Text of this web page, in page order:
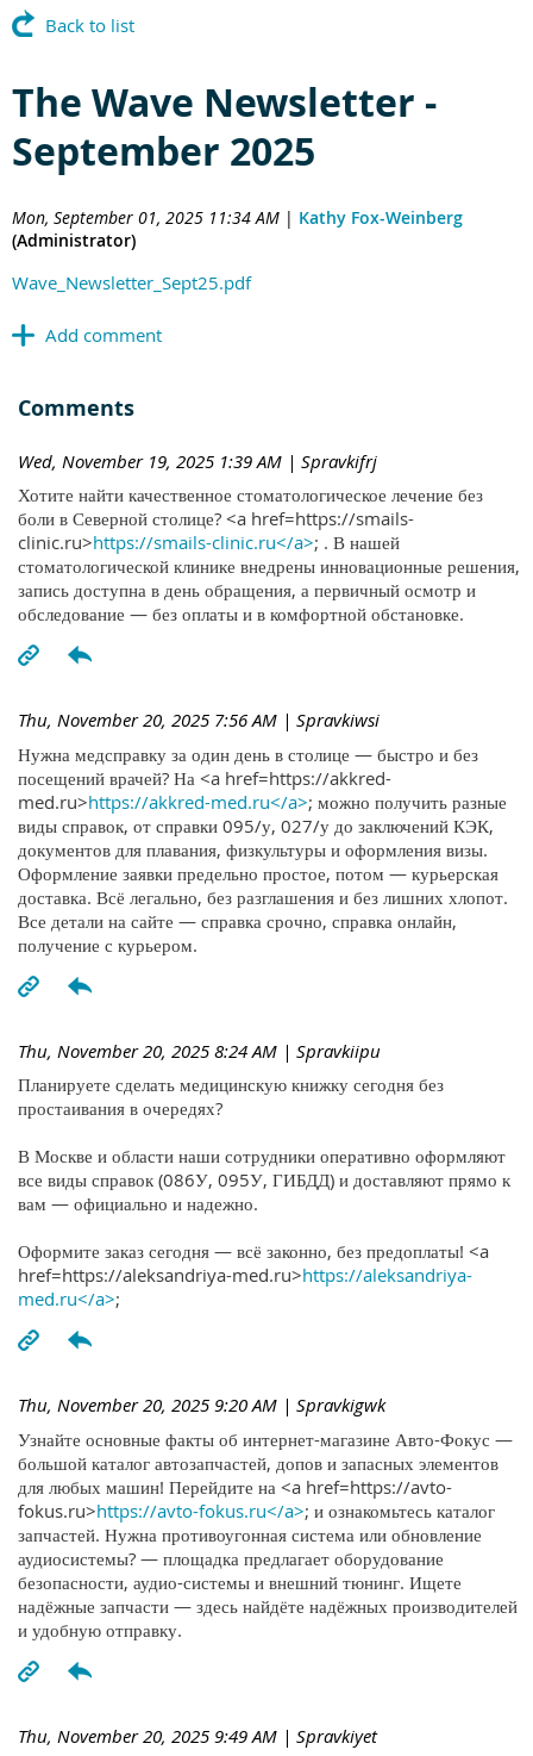
Back to list
The Wave Newsletter -
September 2025
Mon, September 01, 2025 11:34 AM | Kathy Fox-Weinberg
(Administrator)
Wave_Newsletter_Sept25.pdf
Comments
Wed, November 19, 2025 1:39 AM | Spravkifrj
Хотите найти качественное стоматологическое лечение без
боли в Северной столице? <a href=https://smails-
clinic.ru>https://smails-clinic.ru</a>; . В нашей
стоматологической клинике внедрены инновационные решения,
запись доступна в день обращения, а первичный осмотр и
обследование — без оплаты и в комфортной обстановке.
Thu, November 20, 2025 7:56 AM | Spravkiwsi
Нужна медсправку за один день в столице — быстро и без
посещений врачей? На <a href=https://akkred-
med.ru>https://akkred-med.ru</a>; можно получить разные
виды справок, от справки 095/у, 027/у до заключений КЭК,
документов для плавания, физкультуры и оформления визы.
Оформление заявки предельно простое, потом — курьерская
доставка. Всё легально, без разглашения и без лишних хлопот.
Все детали на сайте — справка срочно, справка онлайн,
получение с курьером.
Thu, November 20, 2025 8:24 AM | Spravkiipu
Планируете сделать медицинскую книжку сегодня без
простаивания в очередях?
В Москве и области наши сотрудники оперативно оформляют
все виды справок (086У, 095У, ГИБДД) и доставляют прямо к
вам — официально и надежно.
Оформите заказ сегодня — всё законно, без предоплаты! <a
href=https://aleksandriya-med.ru>https://aleksandriya-
med.ru</a>;
Thu, November 20, 2025 9:20 AM | Spravkigwk
Узнайте основные факты об интернет-магазине Авто-Фокус —
большой каталог автозапчастей, допов и запасных элементов
для любых машин! Перейдите на <a href=https://avto-
fokus.ru>https://avto-fokus.ru</a>; и ознакомьтесь каталог
запчастей. Нужна противоугонная система или обновление
аудиосистемы? — площадка предлагает оборудование
безопасности, аудио-системы и внешний тюнинг. Ищете
надёжные запчасти — здесь найдёте надёжных производителей
и удобную отправку.
Thu, November 20, 2025 9:49 AM | Spravkiyet